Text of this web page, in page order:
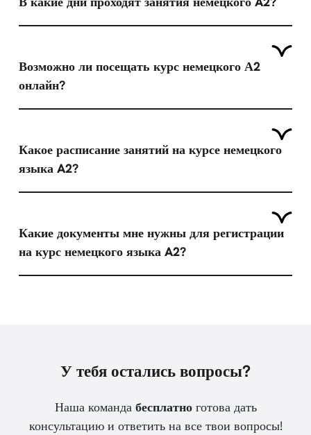
Возможно ли посещать курс немецкого А2
онлайн?
Какое расписание занятий на курсе немецкого
языка A2?
Какие документы мне нужны для регистрации
на курс немецкого языка A2?
У тебя остались вопросы?
Наша команда бесплатноготова дать
консультацию и ответить на все твои вопросы!